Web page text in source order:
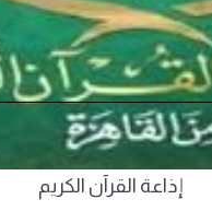
إذاعة القرآن الكريم